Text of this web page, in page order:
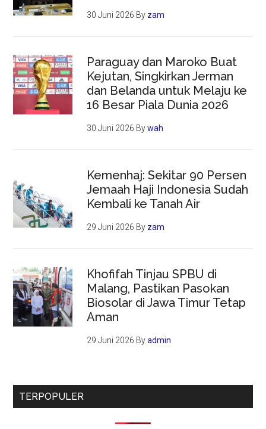
30 Juni 2026 By zam
Paraguay dan Maroko Buat
Kejutan, Singkirkan Jerman
dan Belanda untuk Melaju ke
16 Besar Piala Dunia 2026
30 Juni 2026 Bywah
Kemenhaj: Sekitar 90 Persen
Jemaah Haji Indonesia Sudah
Kembali ke Tanah Air
29 Juni 2026 By zam
Khofifah Tinjau SPBU di
Malang, Pastikan Pasokan
Biosolar di Jawa Timur Tetap
Aman
29 Juni 2026 Byadmin
TERPOPULER